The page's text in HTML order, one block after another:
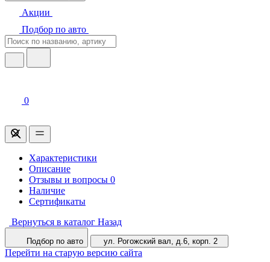
Акции
Подбор по авто
0
Характеристики
Описание
Отзывы и вопросы 0
Наличие
Сертификаты
Вернуться в каталог Назад
Подбор по авто ул. Рогожский вал, д.6, корп. 2
Перейти на старую версию сайта